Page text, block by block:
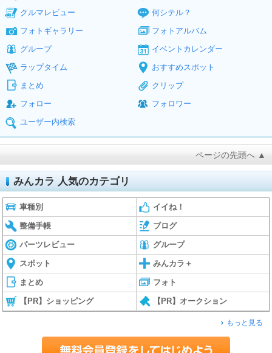
クルマレビュー
何シテル？
フォトギャラリー
フォトアルバム
グループ
イベントカレンダー
ラップタイム
おすすめスポット
まとめ
クリップ
フォロー
フォロワー
ユーザー内検索
ページの先頭へ ▲
みんカラ 人気のカテゴリ
車種別 イイね！
整備手帳 ブログ
パーツレビュー グループ
スポット みんカラ＋
まとめ フォト
【PR】ショッピング 【PR】オークション
もっと見る